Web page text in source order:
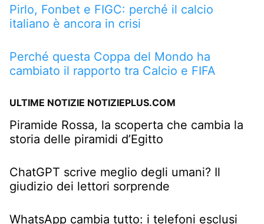
Pirlo, Fonbet e FIGC: perché il calcio
italiano è ancora in crisi
Perché questa Coppa del Mondo ha
cambiato il rapporto tra Calcio e FIFA
ULTIME NOTIZIE NOTIZIEPLUS.COM
Piramide Rossa, la scoperta che cambia la
storia delle piramidi d’Egitto
ChatGPT scrive meglio degli umani? Il
giudizio dei lettori sorprende
WhatsApp cambia tutto: i telefoni esclusi